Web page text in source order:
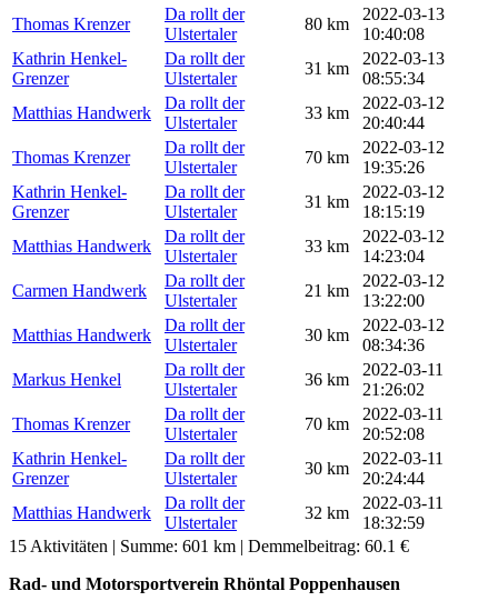
Thomas Krenzer
Da rollt der
Ulstertaler
80 km
2022-03-13
10:40:08
Kathrin Henkel-
Grenzer
Da rollt der
Ulstertaler
31 km
2022-03-13
08:55:34
Matthias Handwerk
Da rollt der
Ulstertaler
33 km
2022-03-12
20:40:44
Thomas Krenzer
Da rollt der
Ulstertaler
70 km
2022-03-12
19:35:26
Kathrin Henkel-
Grenzer
Da rollt der
Ulstertaler
31 km
2022-03-12
18:15:19
Matthias Handwerk
Da rollt der
Ulstertaler
33 km
2022-03-12
14:23:04
Carmen Handwerk
Da rollt der
Ulstertaler
21 km
2022-03-12
13:22:00
Matthias Handwerk
Da rollt der
Ulstertaler
30 km
2022-03-12
08:34:36
Markus Henkel
Da rollt der
Ulstertaler
36 km
2022-03-11
21:26:02
Thomas Krenzer
Da rollt der
Ulstertaler
70 km
2022-03-11
20:52:08
Kathrin Henkel-
Grenzer
Da rollt der
Ulstertaler
30 km
2022-03-11
20:24:44
Matthias Handwerk
Da rollt der
Ulstertaler
32 km
2022-03-11
18:32:59
15 Aktivitäten | Summe: 601 km | Demmelbeitrag: 60.1 €
Rad- und Motorsportverein Rhöntal Poppenhausen